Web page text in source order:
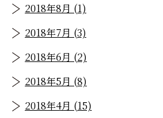
2018年8月 (1)
2018年7月 (3)
2018年6月 (2)
2018年5月 (8)
2018年4月 (15)